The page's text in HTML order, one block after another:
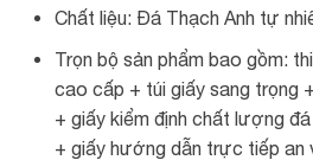
Chất liệu: Đá Thạch Anh tự
Trọn bộ sản phẩm bao gồm:
cao cấp + túi giấy sang trọng
+ giấy kiểm định chất lượng
+ giấy hướng dẫn trực tiếp an